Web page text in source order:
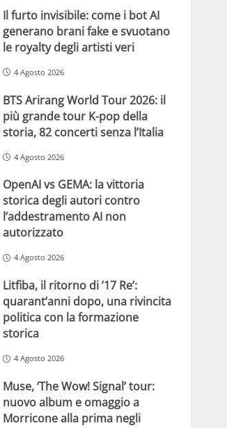
Il furto invisibile: come i bot AI
generano brani fake e svuotano
le royalty degli artisti veri
4 Agosto 2026
BTS Arirang World Tour 2026: il
più grande tour K-pop della
storia, 82 concerti senza l’Italia
4 Agosto 2026
OpenAI vs GEMA: la vittoria
storica degli autori contro
l’addestramento AI non
autorizzato
4 Agosto 2026
Litfiba, il ritorno di ’17 Re’:
quarant’anni dopo, una rivincita
politica con la formazione
storica
4 Agosto 2026
Muse, ‘The Wow! Signal’ tour:
nuovo album e omaggio a
Morricone alla prima negli